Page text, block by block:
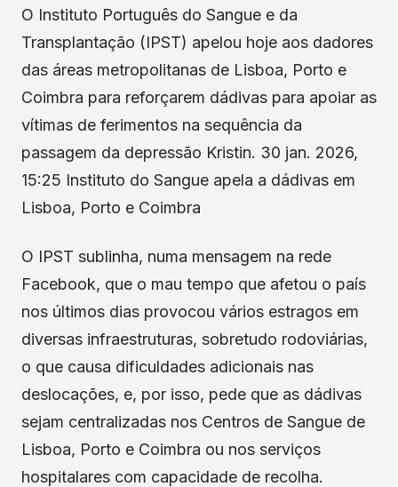
O Instituto Português do Sangue e da
Transplantação (IPST) apelou hoje aos dadores
das áreas metropolitanas de Lisboa, Porto e
Coimbra para reforçarem dádivas para apoiar as
vítimas de ferimentos na sequência da
passagem da depressão Kristin. 30 jan. 2026,
15:25 Instituto do Sangue apela a dádivas em
Lisboa, Porto e Coimbra
O IPST sublinha, numa mensagem na rede
Facebook, que o mau tempo que afetou o país
nos últimos dias provocou vários estragos em
diversas infraestruturas, sobretudo rodoviárias,
o que causa dificuldades adicionais nas
deslocações, e, por isso, pede que as dádivas
sejam centralizadas nos Centros de Sangue de
Lisboa, Porto e Coimbra ou nos serviços
hospitalares com capacidade de recolha.